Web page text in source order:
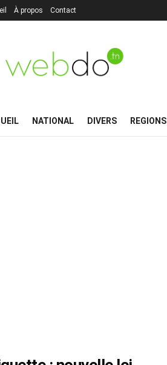
À propos Contact
NATIONAL DIVERS REGIONS